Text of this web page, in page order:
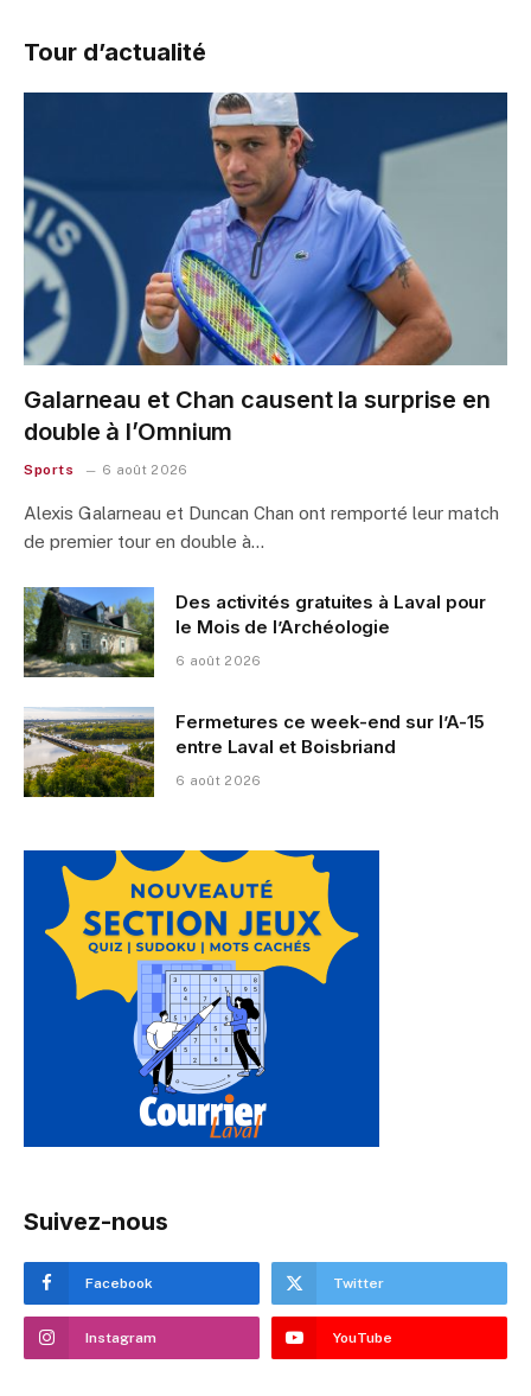
Tour d’actualité
Galarneau et Chan causent la surprise en
double à l’Omnium
Sports 6 août 2026
Alexis Galarneau et Duncan Chan ont remporté leur match
de premier tour en double à…
Des activités gratuites à Laval pour
le Mois de l’Archéologie
6 août 2026
Fermetures ce week-end sur l’A-15
entre Laval et Boisbriand
6 août 2026
Suivez-nous
Facebook Twitter
Instagram YouTube